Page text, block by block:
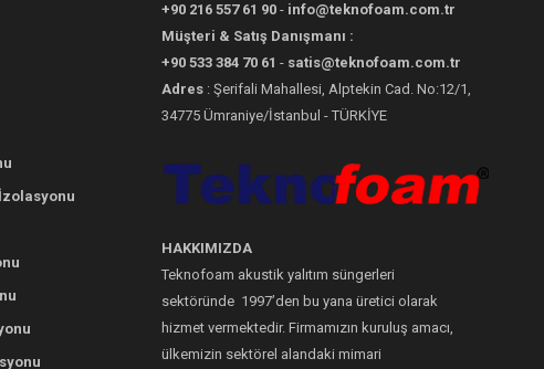
+90 216 557 61 90 - info@teknofoam.com.tr
Müşteri & Satış Danışmanı :
+90 533 384 70 61 - satis@teknofoam.com.tr
Adres : Şerifali Mahallesi, Alptekin Cad. No:12/1,
34775 Ümraniye/İstanbul - TÜRKİYE
HAKKIMIZDA
Teknofoam akustik yalıtım süngerleri
sektöründe 1997’den bu yana üretici olarak
hizmet vermektedir. Firmamızın kuruluş amacı,
ülkemizin sektörel alandaki mimari